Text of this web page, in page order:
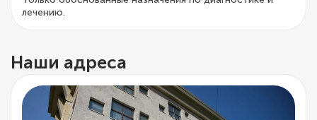
лечению.
Наши адреса